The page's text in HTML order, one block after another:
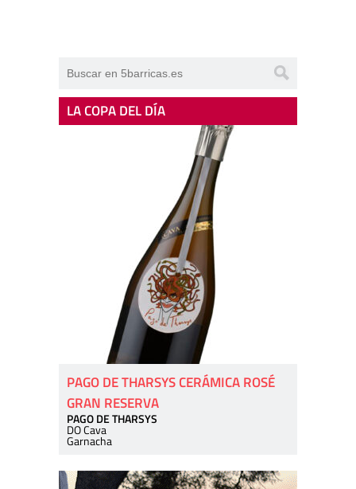
LA COPA DEL DÍA
PAGO DE THARSYS CERÁMICA ROSÉ
GRAN RESERVA
PAGO DE THARSYS
DO Cava
Garnacha